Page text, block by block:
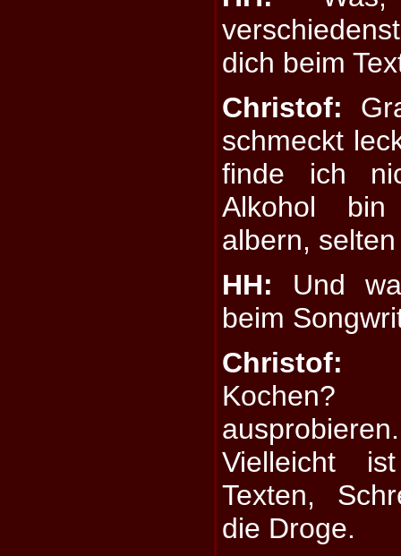
dich beim
Christof:
schmeckt
finde ich
Alkohol
albern,
HH: Und
beim
Christof:
Kochen?
ausprobieren.
Vielleicht
Texten,
die Droge.